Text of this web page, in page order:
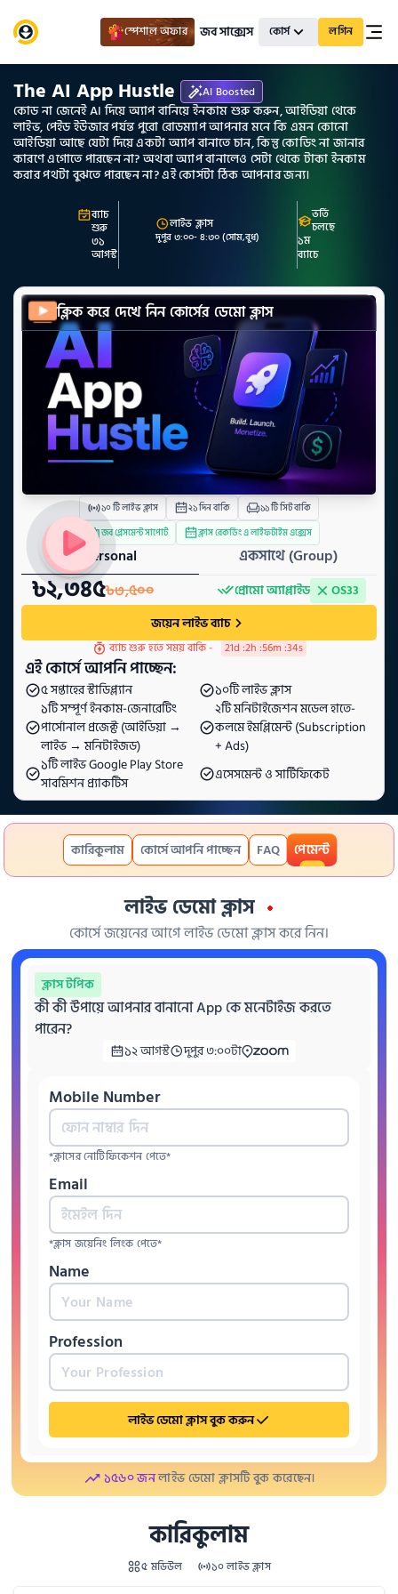
স্পেশাল অফার জব সাক্সেস কোর্স লগিন
The AI App Hustle AI Boosted
কোড না জেনেই AI দিয়ে অ্যাপ বানিয়ে ইনকাম শুরু করুন, আইডিয়া থেকে
লাইভ, পেইড ইউজার পর্যন্ত পুরো রোডম্যাপ আপনার মনে কি এমন কোনো
আইডিয়া আছে যেটা দিয়ে একটা অ্যাপ বানাতে চান, কিন্তু কোডিং না জানার
কারণে এগোতে পারছেন না? অথবা অ্যাপ বানালেও সেটা থেকে টাকা ইনকাম
করার পথটা বুঝতে পারছেন না? এই কোর্সটা ঠিক আপনার জন্য।
ব্যাচ
শুরু
৩১
আগস্ট
লাইভ ক্লাস
দুপুর ৩:০০- ৪:৩০ (সোম,বুধ)
ভর্তি
চলছে
১ম
ব্যাচে
ক্লিক করে দেখে নিন কোর্সের ডেমো ক্লাস
১০টি লাইভ ক্লাস ২১দিন বাকি ১১টি সিট বাকি
জব প্লেসমেন্ট সাপোর্ট
ক্লাস রেকর্ডিং এ লাইফটাইম এক্সেস
Personal একসাথে (Group)
৳২,৩৪৫৳৩,৫০০ প্রোমোঅ্যাপ্লাইড
OS33
জয়েন লাইভ ব্যাচ
ব্যাচ শুরু হতে সময় বাকি - 21d :2h :56m :33s
এই কোর্সে আপনি পাচ্ছেন:
৫ সপ্তাহের স্টাডিপ্ল্যান
১০টি লাইভ ক্লাস
১টি সম্পূর্ণ ইনকাম-জেনারেটিং
পার্সোনাল প্রজেক্ট (আইডিয়া →
লাইভ → মনিটাইজড)
২টি মনিটাইজেশন মডেল হাতে-
কলমে ইমপ্লিমেন্ট (Subscription
+ Ads)
১টি লাইভ Google Play Store
সাবমিশন প্র্যাকটিস
এসেসমেন্ট ও সার্টিফিকেট
কারিকুলাম কোর্সে আপনি পাচ্ছেন FAQ পেমেন্ট
লাইভ ডেমো ক্লাস
কোর্সে জয়েনের আগে লাইভ ডেমো ক্লাস করে নিন।
ক্লাসটপিক
কী কী উপায়ে আপনার বানানো App কে মনেটাইজ করতে
পারেন?
১২ আগস্ট দুপুর ৩:০০টা
Mobile Number
*ক্লাসের নোটিফিকেশন পেতে*
Email
*ক্লাস জয়েনিং লিংক পেতে*
Name
Profession
লাইভ ডেমো ক্লাস বুক করুন
১৫৬০ জনলাইভ ডেমো ক্লাসটি বুক করেছেন।
কারিকুলাম
৫ মডিউল ১০ লাইভ ক্লাস